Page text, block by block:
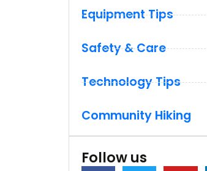
Equipment Tips
Safety & Care
Technology Tips
Community Hiking
Follow us